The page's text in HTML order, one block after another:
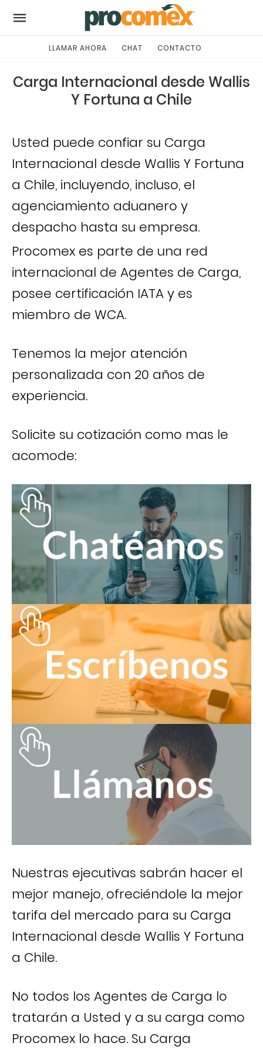
LLAMAR AHORA CHAT CONTACTO
Carga Internacional desde Wallis
Y Fortuna a Chile
Usted puede confiar su Carga
Internacional desde Wallis Y Fortuna
a Chile, incluyendo, incluso, el
agenciamiento aduanero y
despacho hasta su empresa.
Procomex es parte de una red
internacional de Agentes de Carga,
posee certificación IATA y es
miembro de WCA.
Tenemos la mejor atención
personalizada con 20 años de
experiencia.
Solicite su cotización como mas le
acomode:
Nuestras ejecutivas sabrán hacer el
mejor manejo, ofreciéndole la mejor
tarifa del mercado para su Carga
Internacional desde Wallis Y Fortuna
a Chile.
No todos los Agentes de Carga lo
tratarán a Usted y a su carga como
Procomex lo hace. Su Carga